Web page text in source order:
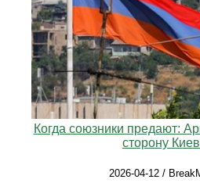
Когда союзники предают:
сторону
2026-04-12 /